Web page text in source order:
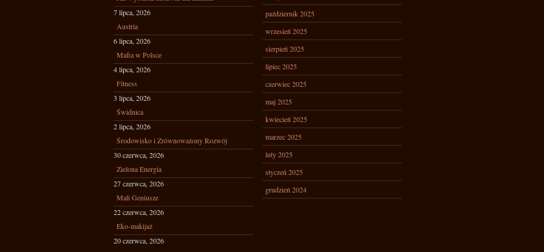
7 lipca, 2026
Austria
6 lipca, 2026
Mafia w Polsce
4 lipca, 2026
Fitness
3 lipca, 2026
Świdnica
2 lipca, 2026
Środowisko i Zrównoważony Rozwój
30 czerwca, 2026
Zielona Energia
27 czerwca, 2026
Mali Geniusze
22 czerwca, 2026
Eko-makijaż
20 czerwca, 2026
październik 2025
wrzesień 2025
sierpień 2025
lipiec 2025
czerwiec 2025
maj 2025
kwiecień 2025
marzec 2025
luty 2025
styczeń 2025
grudzień 2024